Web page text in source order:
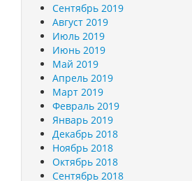
Сентябрь 2019
Август 2019
Июль 2019
Июнь 2019
Май 2019
Апрель 2019
Март 2019
Февраль 2019
Январь 2019
Декабрь 2018
Ноябрь 2018
Октябрь 2018
Сентябрь 2018